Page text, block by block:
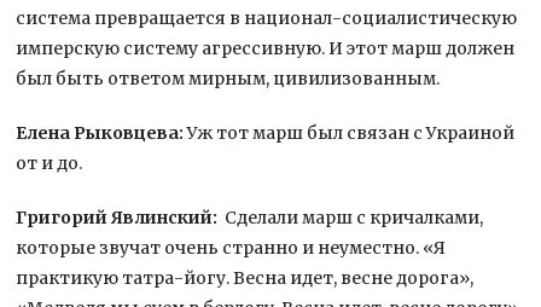
система превращается в национал-социалистическую
имперскую систему агрессивную. И этот марш должен
был быть ответом мирным, цивилизованным.
Елена Рыковцева:Уж тот марш был связан с Украиной
от и до.
Григорий Явлинский: Сделали марш с кричалками,
которые звучат очень странно и неуместно. «Я
практикую татра-йогу. Весна идет, весне дорога»,